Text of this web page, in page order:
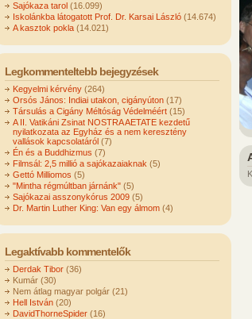
Sajókaza tarol (16.099)
Iskolánkba látogatott Prof. Dr. Karsai László (14.674)
A kasztok pokla (14.021)
Legkommenteltebb bejegyzések
Kegyelmi kérvény (264)
Orsós János: Indiai utakon, cigányúton (17)
Társulás a Cigány Méltóság Védelméért (15)
A II. Vatikáni Zsinat NOSTRA AETATE kezdetű
nyilatkozata az Egyház és a nem keresztény
vallások kapcsolatáról (7)
Én és a Buddhizmus (7)
Filmsál: 2,5 millió a sajókazaiaknak (5)
Gettó Milliomos (5)
"Mintha régmúltban járnánk" (5)
Sajókazai asszonykórus 2009 (5)
Dr. Martin Luther King: Van egy álmom (4)
Legaktívabb kommentelők
Derdak Tibor (36)
Kumár (30)
Nem átlag magyar polgár (21)
Hell István (20)
DavidThorneSpider (16)